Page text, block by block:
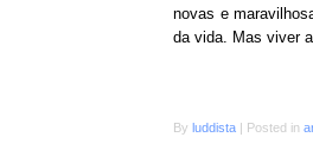
novas e
da vida. Mas viver
By luddista | Posted in